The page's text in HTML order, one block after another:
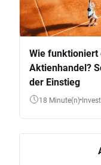
Wie funktioniert
Aktienhandel?
der Einstieg
18 Minute(n)